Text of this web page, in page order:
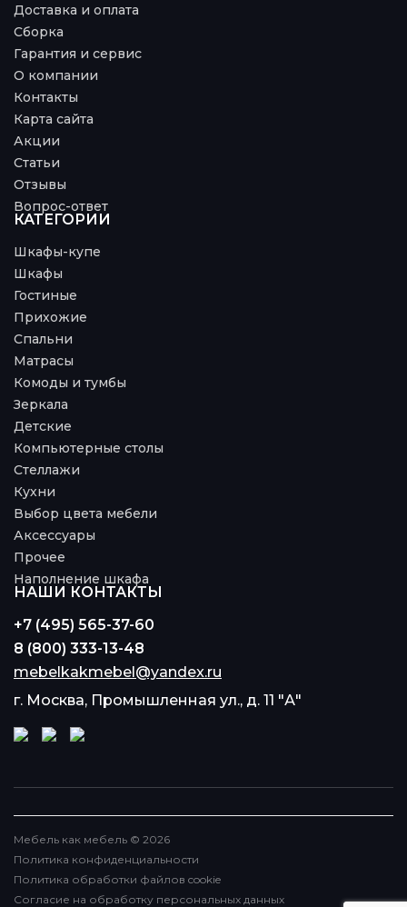
Доставка и оплата
Сборка
Гарантия и сервис
О компании
Контакты
Карта сайта
Акции
Статьи
Отзывы
Вопрос-ответ
КАТЕГОРИИ
Шкафы-купе
Шкафы
Гостиные
Прихожие
Спальни
Матрасы
Комоды и тумбы
Зеркала
Детские
Компьютерные столы
Стеллажи
Кухни
Выбор цвета мебели
Аксессуары
Прочее
Наполнение шкафа
НАШИ КОНТАКТЫ
+7 (495) 565-37-60
8 (800) 333-13-48
mebelkakmebel@yandex.ru
г. Москва, Промышленная ул., д. 11 "А"
Мебель как мебель © 2026
Политика конфиденциальности
Политика обработки файлов cookie
Согласие на обработку персональных данных